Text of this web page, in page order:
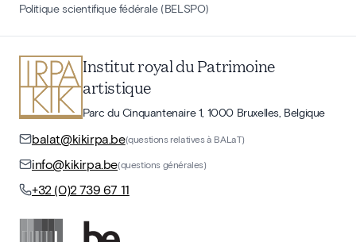
Politique scientifique fédérale (BELSPO)
Institut royal du Patrimoine
artistique
Parc du Cinquantenaire 1, 1000 Bruxelles, Belgique
balat@kikirpa.be(questions relatives à BALaT)
info@kikirpa.be(questions générales)
+32 (0)2 739 67 11